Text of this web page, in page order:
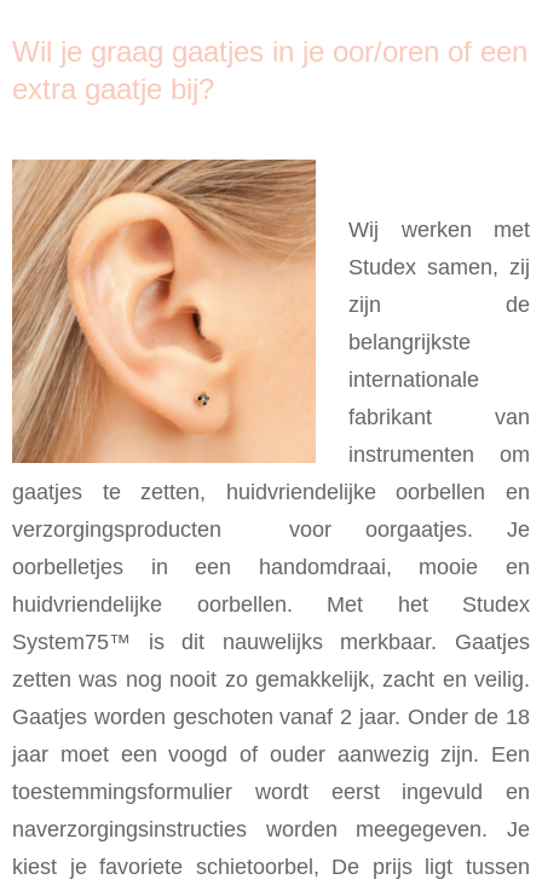
Wil je graag gaatjes in je oor/oren of een
extra gaatje bij?
Wij werken met
Studex samen, zij
zijn de
belangrijkste
internationale
fabrikant van
instrumenten om
gaatjes te zetten, huidvriendelijke oorbellen en
verzorgingsproducten voor oorgaatjes. Je
oorbelletjes in een handomdraai, mooie en
huidvriendelijke oorbellen. Met het Studex
System75™ is dit nauwelijks merkbaar. Gaatjes
zetten was nog nooit zo gemakkelijk, zacht en veilig.
Gaatjes worden geschoten vanaf 2 jaar. Onder de 18
jaar moet een voogd of ouder aanwezig zijn. Een
toestemmingsformulier wordt eerst ingevuld en
naverzorgingsinstructies worden meegegeven. Je
kiest je favoriete schietoorbel, De prijs ligt tussen